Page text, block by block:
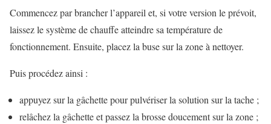
Commencez par brancher l’appareil et, si votre version le prévoit,
laissez le système de chauffe atteindre sa température de
fonctionnement. Ensuite, placez la buse sur la zone à nettoyer.
Puis procédez ainsi :
appuyez sur la gâchette pour pulvériser la solution sur la tache ;
relâchez la gâchette et passez la brosse doucement sur la zone ;